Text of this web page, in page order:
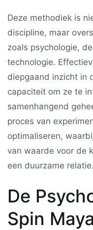
Deze methodiek is
discipline, maar
zoals psychologie,
technologie.
diepgaand inzicht in
capaciteit om ze te
samenhangend
proces van
optimaliseren,
van waarde voor de
een duurzame relatie.
De
Spin Maya